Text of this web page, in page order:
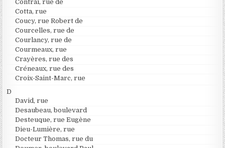
Contrai, rue de
Cotta, rue
Coucy, rue Robert de
Courcelles, rue de
Courlancy, rue de
Courmeaux, rue
Crayères, rue des
Créneaux, rue des
Croix-Saint-Marc, rue
D
David, rue
Desaubeau, boulevard
Desteuque, rue Eugène
Dieu-Lumière, rue
Docteur Thomas, rue du